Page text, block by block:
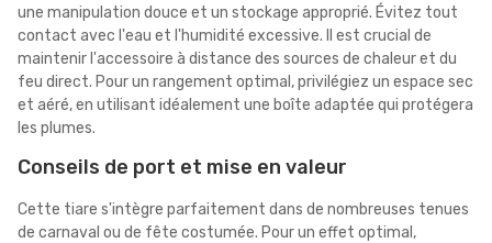
une manipulation douce et un stockage approprié. Évitez tout
contact avec l'eau et l'humidité excessive. Il est crucial de
maintenir l'accessoire à distance des sources de chaleur et du
feu direct. Pour un rangement optimal, privilégiez un espace sec
et aéré, en utilisant idéalement une boîte adaptée qui protégera
les plumes.
Conseils de port et mise en valeur
Cette tiare s'intègre parfaitement dans de nombreuses tenues
de carnaval ou de fête costumée. Pour un effet optimal,